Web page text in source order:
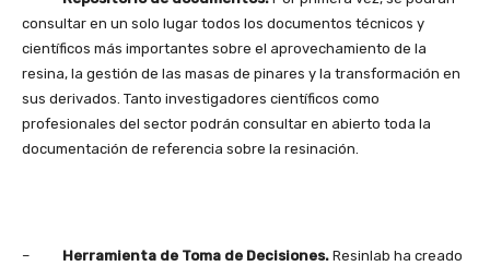
consultar en un solo lugar todos los documentos técnicos y
científicos más importantes sobre el aprovechamiento de la
resina, la gestión de las masas de pinares y la transformación en
sus derivados. Tanto investigadores científicos como
profesionales del sector podrán consultar en abierto toda la
documentación de referencia sobre la resinación.
– Herramienta de Toma de Decisiones. Resinlab ha creado